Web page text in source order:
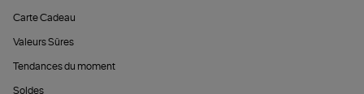
Carte Cadeau
Valeurs Sûres
Tendances du moment
Soldes